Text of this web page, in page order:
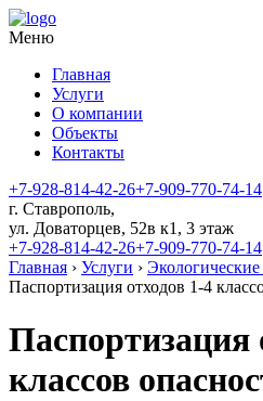
Меню
Главная
Услуги
О компании
Объекты
Контакты
+7-928-814-42-26+7-909-770-74-14
​г. Ставрополь,
ул. Доваторцев, 52в к1​, 3 этаж
+7-928-814-42-26+7-909-770-74-14
Главная › Услуги › Экологические
Паспортизация отходов 1-4
Паспортизация
классов